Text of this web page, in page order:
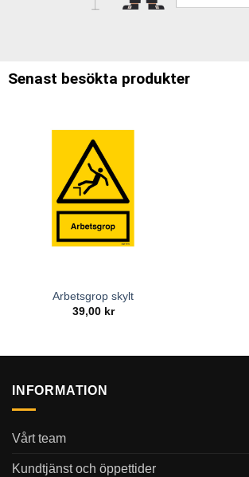
Senast besökta produkter
Arbetsgrop skylt
39,00 kr
INFORMATION
Vårt team
Kundtjänst och öppettider